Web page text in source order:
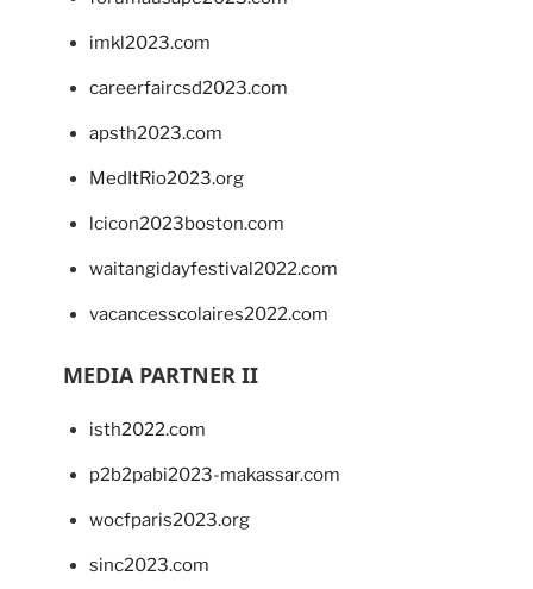
imkl2023.com
careerfaircsd2023.com
apsth2023.com
MedItRio2023.org
lcicon2023boston.com
waitangidayfestival2022.com
vacancesscolaires2022.com
MEDIA PARTNER II
isth2022.com
p2b2pabi2023-makassar.com
wocfparis2023.org
sinc2023.com